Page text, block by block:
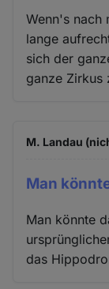
Wenn's nach
lange
sich der
ganze Zirkus
M. Landau
Man
Man könnte
das